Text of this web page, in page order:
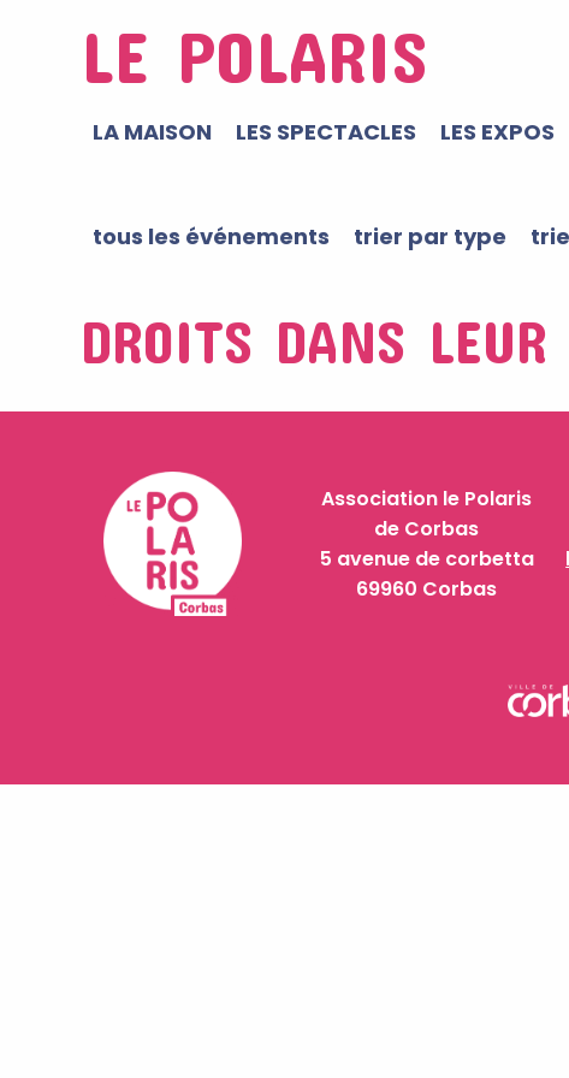
LE POLARIS
LA MAISON LES SPECTACLES LES EXPOS
tous les événements trier par type
DROITS DANS LEUR
Association le Polaris
de Corbas
5 avenue de corbetta
69960 Corbas